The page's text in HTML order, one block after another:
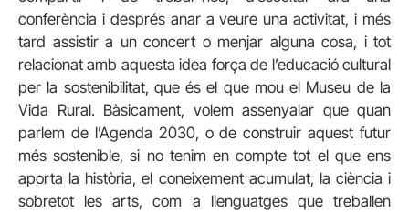
conferència i després anar a veure una activitat, i més
tard assistir a un concert o menjar alguna cosa, i tot
relacionat amb aquesta idea força de l’educació cultural
per la sostenibilitat, que és el que mou el Museu de la
Vida Rural. Bàsicament, volem assenyalar que quan
parlem de l’Agenda 2030, o de construir aquest futur
més sostenible, si no tenim en compte tot el que ens
aporta la història, el coneixement acumulat, la ciència i
sobretot les arts, com a llenguatges que treballen